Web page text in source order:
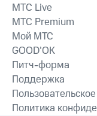
MTС Live
MTС Premium
Мой МТС
GOOD’OK
Питч-форма
Поддержка
Политика